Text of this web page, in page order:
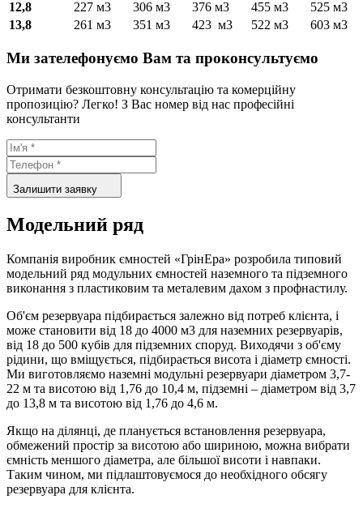
12,8 227 м3 306 м3 376 м3 455 м3 525 м3
13,8
261 м3 351 м3 423 м3 522 м3 603 м3
Ми зателефонуємо Вам та проконсультуємо
Отримати безкоштовну консультацію та комерційну
пропозицію? Легко! З Вас номер від нас професійні
консультанти
Залишити заявку
Модельний ряд
Компанія виробник ємностей «ГрінЕра» розробила типовий
модельний ряд модульних ємностей наземного та підземного
виконання з пластиковим та металевим дахом з профнастилу.
Об'єм резервуара підбирається залежно від потреб клієнта, і
може становити від 18 до 4000 м3 для наземних резервуарів,
від 18 до 500 кубів для підземних споруд. Виходячи з об'єму
рідини, що вміщується, підбирається висота і діаметр ємності.
Ми виготовляємо наземні модульні резервуари діаметром 3,7-
22 м та висотою від 1,76 до 10,4 м, підземні – діаметром від 3,7
до 13,8 м та висотою від 1,76 до 4,6 м.
Якщо на ділянці, де планується встановлення резервуара,
обмежений простір за висотою або шириною, можна вибрати
ємність меншого діаметра, але більшої висоти і навпаки.
Таким чином, ми підлаштовуємося до необхідного обсягу
резервуара для клієнта.